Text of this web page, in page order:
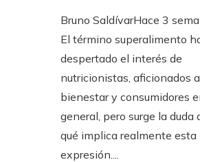
Bruno SaldívarHace 3
El término superalimento
despertado el interés de
nutricionistas, aficionados
bienestar y consumidores
general, pero surge la duda
qué implica realmente esta
expresión....